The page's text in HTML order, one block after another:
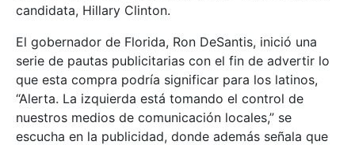
candidata, Hillary Clinton.
El gobernador de Florida, Ron DeSantis, inició una
serie de pautas publicitarias con el fin de advertir lo
que esta compra podría significar para los latinos,
“Alerta. La izquierda está tomando el control de
nuestros medios de comunicación locales,” se
escucha en la publicidad, donde además señala que